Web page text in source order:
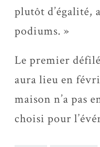
plutôt d’égalité,
podiums. »
Le premier
aura lieu en
maison n’a pas
choisi pour